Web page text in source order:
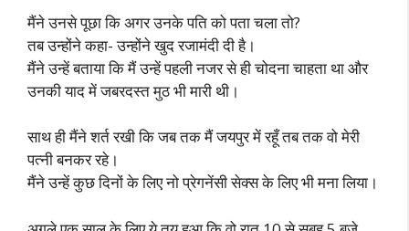
मैंने उनसे पूछा कि अगर उनके पति को पता चला तो?
तब उन्होंने कहा- उन्होंने खुद रजामंदी दी है।
मैंने उन्हें बताया कि मैं उन्हें पहली नजर से ही चोदना चाहता था और
उनकी याद में जबरदस्त मुठ भी मारी थी।
साथ ही मैंने शर्त रखी कि जब तक मैं जयपुर में रहूँ तब तक वो मेरी
पत्नी बनकर रहे।
मैंने उन्हें कुछ दिनों के लिए नो प्रेगनेंसी सेक्स के लिए भी मना लिया।